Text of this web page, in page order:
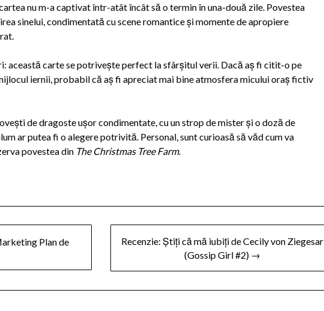
nu m-a captivat într-atât încât să o termin în una-două zile. Povestea
sinelui, condimentată cu scene romantice și momente de apropiere
această carte se potrivește perfect la sfârșitul verii. Dacă aș fi citit-o pe
iernii, probabil că aș fi apreciat mai bine atmosfera micului oraș fictiv
de dragoste ușor condimentate, cu un strop de mister și o doză de
ar putea fi o alegere potrivită. Personal, sunt curioasă să văd cum va
povestea din The Christmas Tree Farm.
Plan de
Recenzie: Știți că mă iubiți de Cecily von Ziegesar
(Gossip Girl #2) →